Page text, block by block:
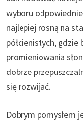
wyboru
najlepiej rosną na
półcienistych, gdzie
promieniowania
dobrze
się rozwijać.
Dobrym pomysłem